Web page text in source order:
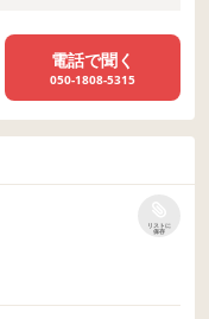
電話で聞く
050-1808-5315
リストに
保存